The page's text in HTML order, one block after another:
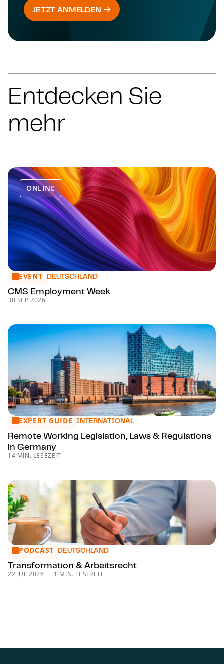
JETZT ANMELDEN
Entdecken Sie
mehr
ONLINE
CMS Employment Week
EVENT DEUTSCHLAND
CMS Employment Week
30 SEP 2026
Remote Working Legislation, Laws & Regulations in
EXPERT GUIDE INTERNATIONAL
Remote Working Legislation, Laws & Regulations
in Germany
14 MIN. LESEZEIT
Trans­for­ma­ti­on & Arbeitsrecht
PODCAST DEUTSCHLAND
Trans­for­ma­ti­on & Arbeitsrecht
22 JUL 2026 1 MIN. LESEZEIT